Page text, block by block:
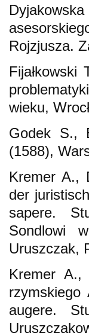
Rojzjusza.
wieku,
Godek S.,
(1588),
Kremer A.,
der
sapere.
Sondlowi
Uruszczak,
Kremer
augere.